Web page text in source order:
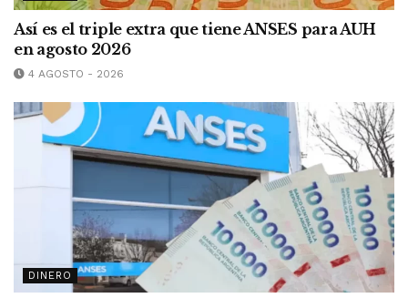
Así es el triple extra que tiene ANSES para AUH
en agosto 2026
4 AGOSTO - 2026
DINERO